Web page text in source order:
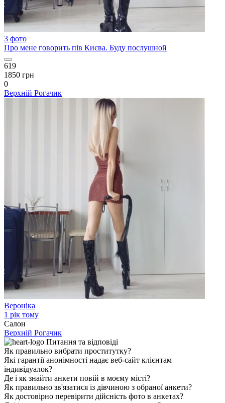
3 фото
Про мене говорить пів Києва. Буду послушной
619
1850 грн
0
Верхній Рогачик
Вероніка
1 рік тому
Салон
Верхній Рогачик
Питання та відповіді
Як правильно вибрати проститутку?
Які гарантії анонімності надає веб-сайт клієнтам
індивідуалок?
Де і як знайти анкети повій в моєму місті?
Як правильно зв'язатися із дівчиною з обраної анкети?
Як достовірно перевірити дійсність фото в анкетах?